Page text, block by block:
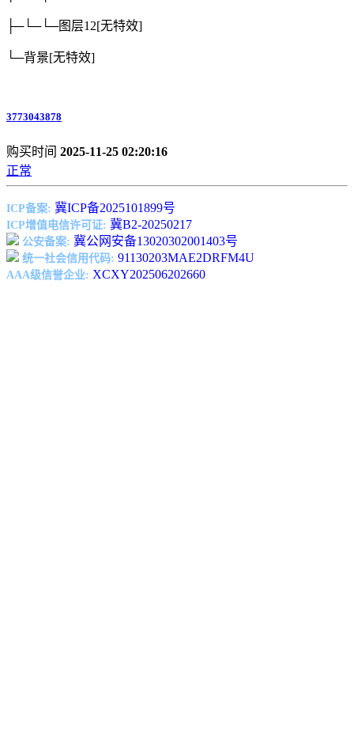
├─└─└─图层12[无特效]
└─背景[无特效]
3773043878
购买时间 2025-11-25 02:20:16
正常
ICP备案: 冀ICP备2025101899号
ICP增值电信许可证: 冀B2-20250217
公安备案: 冀公网安备13020302001403号
统一社会信用代码: 91130203MAE2DRFM4U
AAA级信誉企业: XCXY202506202660